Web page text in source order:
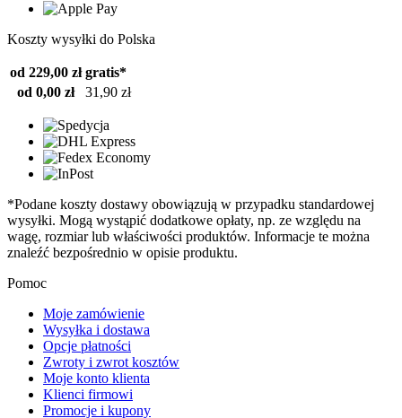
Koszty wysyłki do Polska
od 229,00 zł gratis*
od 0,00 zł
31,90 zł
*Podane koszty dostawy obowiązują w przypadku standardowej
wysyłki. Mogą wystąpić dodatkowe opłaty, np. ze względu na
wagę, rozmiar lub właściwości produktów. Informacje te można
znaleźć bezpośrednio w opisie produktu.
Pomoc
Moje zamówienie
Wysyłka i dostawa
Opcje płatności
Zwroty i zwrot kosztów
Moje konto klienta
Klienci firmowi
Promocje i kupony